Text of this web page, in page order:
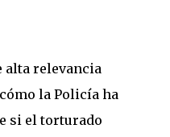
alta relevancia
la Policía ha
si el torturado